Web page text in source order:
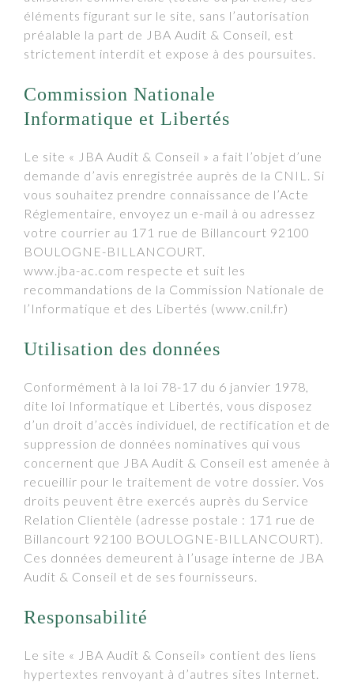
éléments figurant sur le site, sans l’autorisation
préalable la part de JBA Audit & Conseil, est
strictement interdit et expose à des poursuites.
Commission Nationale
Informatique et Libertés
Le site « JBA Audit & Conseil » a fait l’objet d’une
demande d’avis enregistrée auprès de la CNIL. Si
vous souhaitez prendre connaissance de l’Acte
Réglementaire, envoyez un e-mail à ou adressez
votre courrier au 171 rue de Billancourt 92100
BOULOGNE-BILLANCOURT.
www.jba-ac.com respecte et suit les
recommandations de la Commission Nationale de
l’Informatique et des Libertés (www.cnil.fr)
Utilisation des données
Conformément à la loi 78-17 du 6 janvier 1978,
dite loi Informatique et Libertés, vous disposez
d’un droit d’accès individuel, de rectification et de
suppression de données nominatives qui vous
concernent que JBA Audit & Conseil est amenée à
recueillir pour le traitement de votre dossier. Vos
droits peuvent être exercés auprès du Service
Relation Clientèle (adresse postale : 171 rue de
Billancourt 92100 BOULOGNE-BILLANCOURT).
Ces données demeurent à l’usage interne de JBA
Audit & Conseil et de ses fournisseurs.
Responsabilité
Le site « JBA Audit & Conseil» contient des liens
hypertextes renvoyant à d’autres sites Internet.